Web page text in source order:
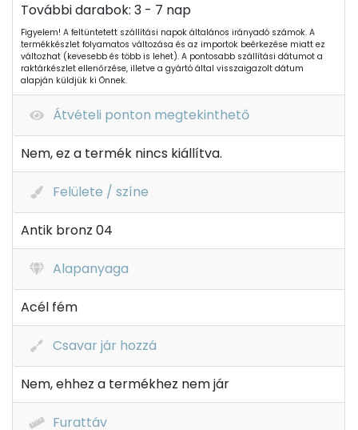
További darabok: 3 - 7 nap
Figyelem! A feltüntetett szállítási napok általános irányadó számok. A
termékkészlet folyamatos változása és az importok beérkezése miatt ez
változhat (kevesebb és több is lehet). A pontosabb szállítási dátumot a
raktárkészlet ellenőrzése, illetve a gyártó által visszaigazolt dátum
alapján küldjük ki Önnek.
Átvételi ponton megtekinthető
Nem, ez a termék nincs kiállítva.
Felülete / színe
Antik bronz 04
Alapanyaga
Acél fém
Csavar jár hozzá
Nem, ehhez a termékhez nem jár
Furattáv